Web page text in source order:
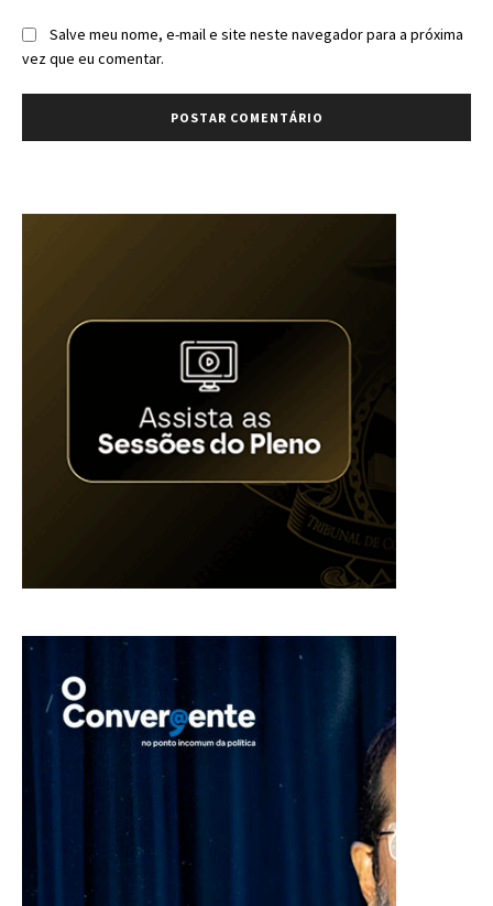
Salve meu nome, e-mail e site neste navegador para a próxima
vez que eu comentar.